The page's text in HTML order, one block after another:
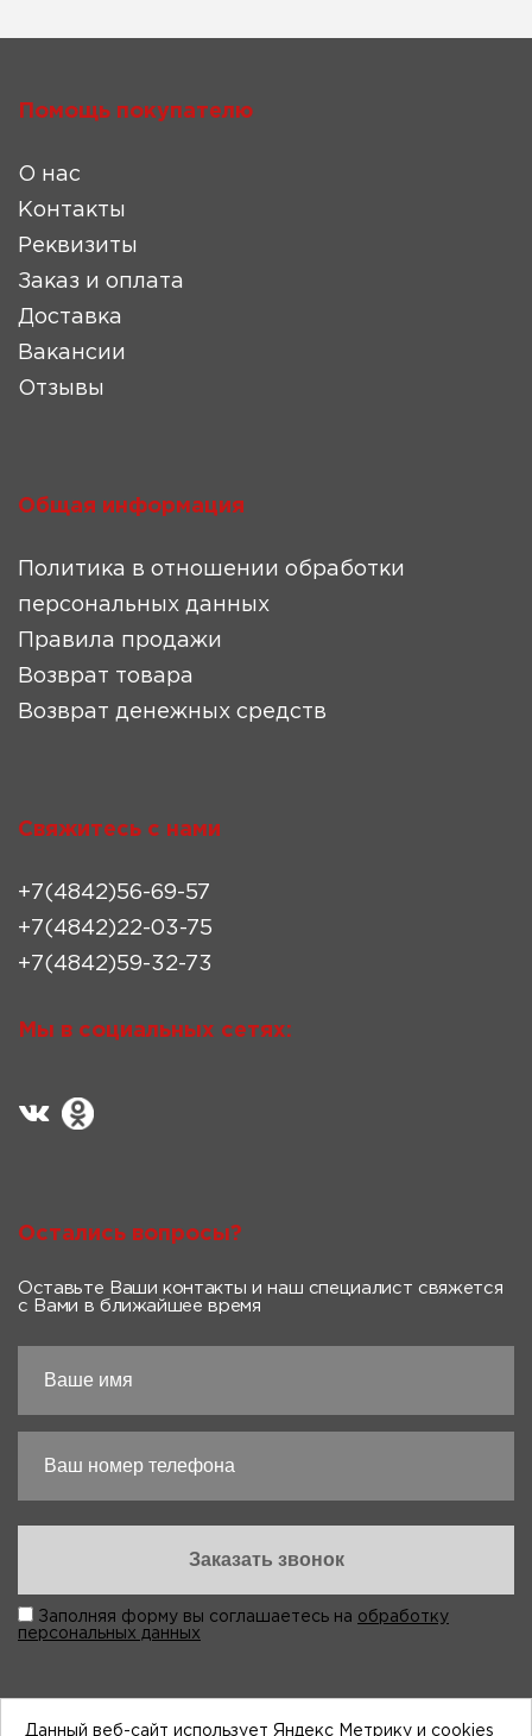
Помощь покупателю
О нас
Контакты
Реквизиты
Заказ и оплата
Доставка
Вакансии
Отзывы
Общая информация
Политика в отношении обработки
персональных данных
Правила продажи
Возврат товара
Возврат денежных средств
Свяжитесь с нами
+7(4842)56-69-57
+7(4842)22-03-75
+7(4842)59-32-73
Мы в социальных сетях:
Остались вопросы?
Оставьте Ваши контакты и наш специалист свяжется
с Вами в ближайшее время
Заполняя форму вы соглашаетесь на обработку
персональных данных
Данный веб-сайт использует Яндекс Метрику и cookies